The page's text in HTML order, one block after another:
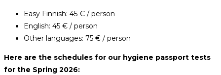
Easy Finnish: 45 € / person
English: 45 € / person
Other languages: 75 € / person
Here are the schedules for our hygiene passport tests
for the Spring 2026: